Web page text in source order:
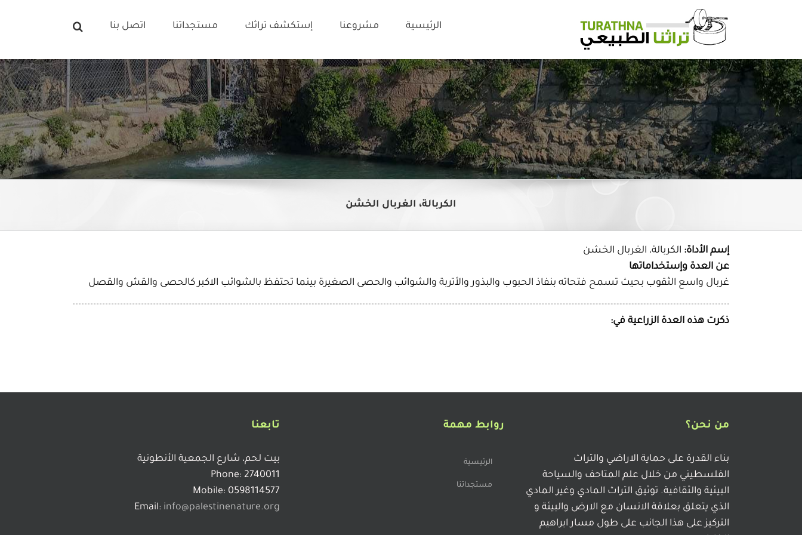
الرئيسية مشروعنا إستكشف تراثك مستجداتنا اتصل بنا
الكربالة، الغربال الخشن
إسم الأداة: الكربالة، الغربال الخشن
عن العدة وإستخداماتها
غربال واسع الثقوب بحيث تسمح فتحاته بنفاذ الحبوب والبذور والأتربة والشوائب والحصى الصغيرة بينما تحتفظ بالشوائب الاكبر كالحصى والقش والقصل
ذكرت هذه العدة الزراعية في:
من نحن؟
بناء القدرة على حماية الاراضي والتراث
الفلسطيني من خلال علم المتاحف والسياحة
البيئية والثقافية. توثيق التراث المادي وغير المادي
الذي يتعلق بعلاقة الانسان مع الارض والبيئة و
التركيز على هذا الجانب على طول مسار ابراهيم
روابط مهمة
الرئيسية
مستجداتنا
تابعنا
بيت لحم، شارع الجمعية الأنطونية
Phone: 2740011
Mobile: 0598114577
Email: info@palestinenature.org